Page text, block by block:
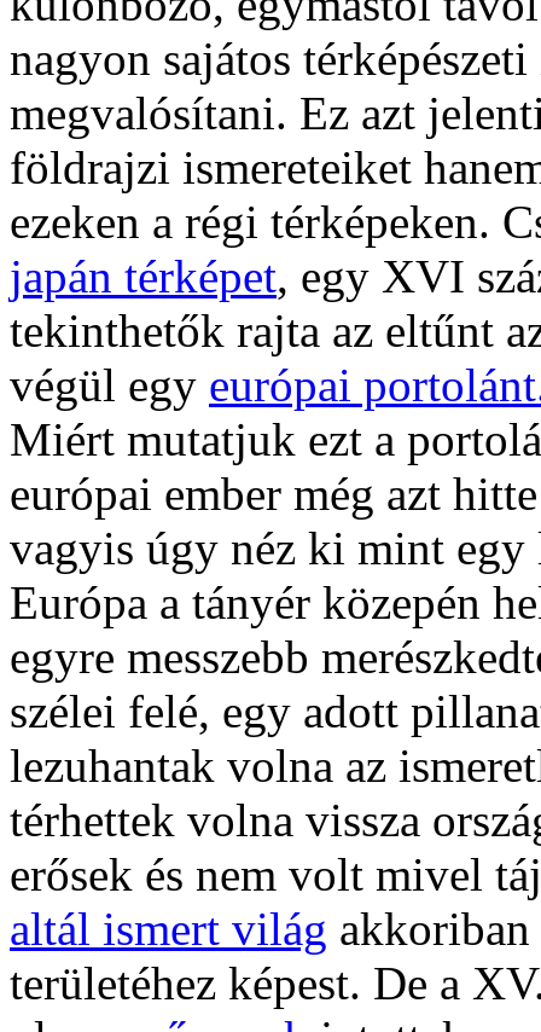
nagyon sajátos
megvalósítani. Ez azt
földrajzi ismereteiket
ezeken a régi térképeken.
japán térképet, egy XVI
tekinthetők rajta az eltűnt
végül egy európai
Miért mutatjuk ezt a
európai ember még azt
vagyis úgy néz ki mint egy
Európa a tányér közepén
egyre messzebb
szélei felé, egy adott
lezuhantak volna az
térhettek volna vissza
erősek és nem volt mivel
altál ismert világ
területéhez képest. De a